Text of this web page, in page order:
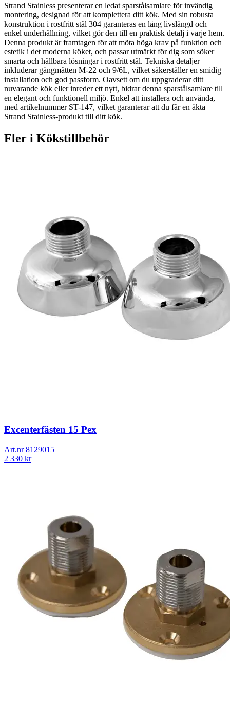
Strand Stainless presenterar en ledat sparstålsamlare för invändig
montering, designad för att komplettera ditt kök. Med sin robusta
konstruktion i rostfritt stål 304 garanteras en lång livslängd och
enkel underhållning, vilket gör den till en praktisk detalj i varje hem.
Denna produkt är framtagen för att möta höga krav på funktion och
estetik i det moderna köket, och passar utmärkt för dig som söker
smarta och hållbara lösningar i rostfritt stål. Tekniska detaljer
inkluderar gängmåtten M-22 och 9/6L, vilket säkerställer en smidig
installation och god passform. Oavsett om du uppgraderar ditt
nuvarande kök eller inreder ett nytt, bidrar denna sparstålsamlare till
en elegant och funktionell miljö. Enkel att installera och använda,
med artikelnummer ST-147, vilket garanterar att du får en äkta
Strand Stainless-produkt till ditt kök.
Fler i Kökstillbehör
Excenterfästen 15 Pex
Art.nr8129015
2 330 kr